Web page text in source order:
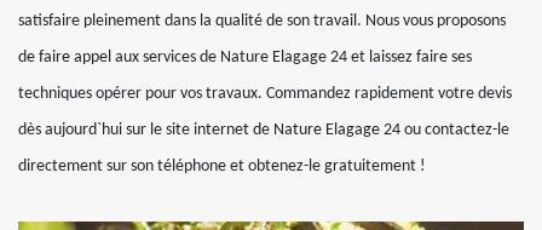
satisfaire pleinement dans la qualité de son travail. Nous vous proposons
de faire appel aux services de Nature Elagage 24 et laissez faire ses
techniques opérer pour vos travaux. Commandez rapidement votre devis
dès aujourd`hui sur le site internet de Nature Elagage 24 ou contactez-le
directement sur son téléphone et obtenez-le gratuitement !